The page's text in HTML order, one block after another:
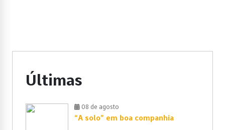
Últimas
08 de agosto
“A solo” em boa companhia